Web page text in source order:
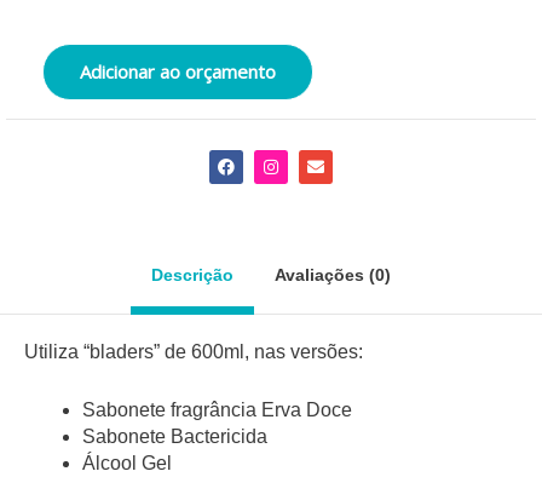
Adicionar ao orçamento
F
a
k
I
n
a
E
n
e
Descrição Avaliações (0)
Utiliza “bladers” de 600ml, nas versões:
Sabonete fragrância Erva Doce
Sabonete Bactericida
Álcool Gel